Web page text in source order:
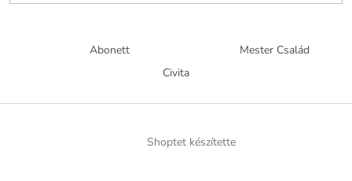
Abonett
Mester Család
Civita
Shoptet készítette